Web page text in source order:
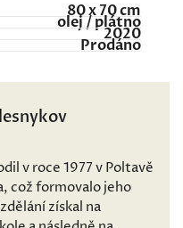
80 x 70 cm
olej / plátno
2020
Prodáno
v roce 1977 v Poltavě
což formovalo jeho
získal na